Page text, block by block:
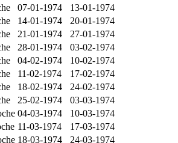
07-01-1974
13-01-1974
14-01-1974
20-01-1974
21-01-1974
27-01-1974
28-01-1974
03-02-1974
04-02-1974
10-02-1974
11-02-1974
17-02-1974
18-02-1974
24-02-1974
25-02-1974
03-03-1974
04-03-1974
10-03-1974
11-03-1974
17-03-1974
18-03-1974
24-03-1974